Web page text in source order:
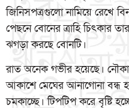
জিনিসপত্রগুলো নামিয়ে রেখে
পেছনে বোনের ত্রাহি চিৎকার
ঝগড়া করছে বোনটি।
রাত অনেক গভীর হয়েছে।
আকাশে মেঘের আনাগোনা বন্ধ
চমকাচ্ছে। টিপটিপ করে বৃষ্টি